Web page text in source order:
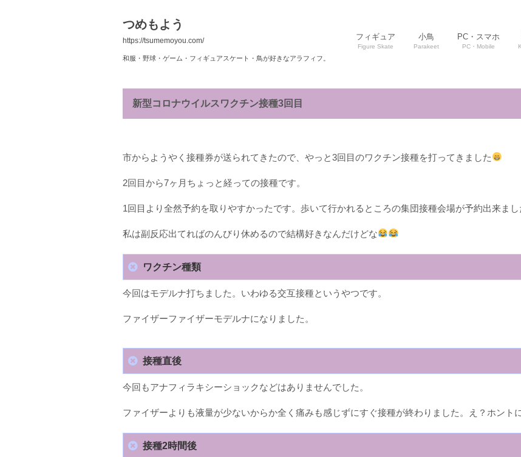
つめもよう
https://tsumemoyou.com/
和服・野球・ゲーム・フィギュアスケート・鳥が好きなアラフィフ。
フィギュア
Figure Skate
小鳥
Parakeet
PC・スマホ
PC・Mobile
新型コロナウイルスワクチン接種3回目
市からようやく接種券が送られてきたので、やっと3回目のワクチン接種を打ってきました
2回目から7ヶ月ちょっと経っての接種です。
1回目より全然予約を取りやすかったです。歩いて行かれるところの集団接種会場が予約出来ま
私は副反応出てればのんびり休めるので結構好きなんだけどな
ワクチン種類
今回はモデルナ打ちました。いわゆる交互接種というやつです。
ファイザーファイザーモデルナになりました。
接種直後
今回もアナフィラキシーショックなどはありませんでした。
ファイザーよりも液量が少ないからか全く痛みも感じずにすぐ接種が終わりました。え？ホント
接種2時間後